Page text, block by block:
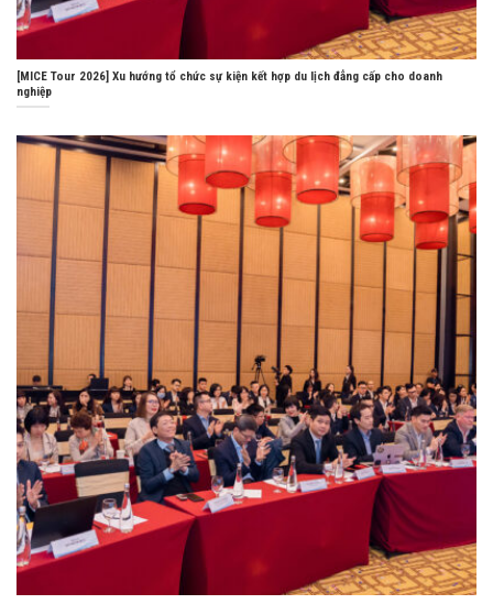
[MICE Tour 2026] Xu hướng tổ chức sự kiện kết hợp du lịch đẳng cấp cho doanh
nghiệp